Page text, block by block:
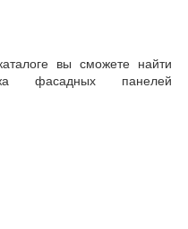
вы сможете найти
фасадных панелей